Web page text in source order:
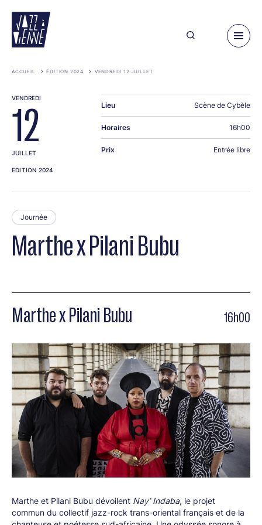
contenu
principal
ACCUEIL ÉDITION 2024 VENDREDI 12 JUILLET
Marthe x Pilani Bubu
Journée
Marthe x Pilani Bubu 16h00
Marthe et Pilani Bubu dévoilent Nay’ Indaba, le projet
commun du collectif jazz-rock trans-oriental français et de la
VENDREDI
12
JUILLET
EDITION 2024
Lieu Scène de Cybèle
Horaires 16h00
Prix Entrée libre